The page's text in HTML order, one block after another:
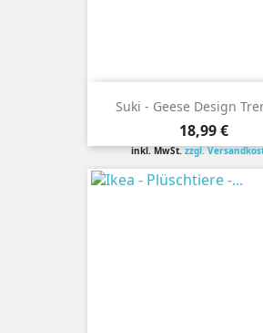
Suki - Geese Design
Preis
18,99 €
inkl. MwSt.zzgl.